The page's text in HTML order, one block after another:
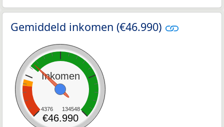
Gemiddeld inkomen (€46.990)
Inkomen
4376 134548
€46.990